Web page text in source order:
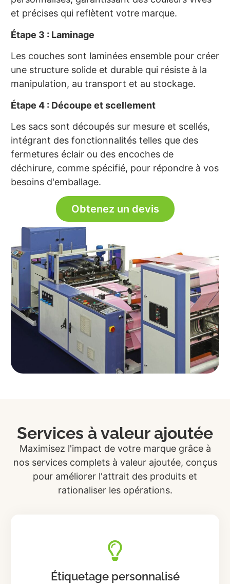
et précises qui reflètent votre marque.
Étape 3 : Laminage
Les couches sont laminées ensemble pour créer
une structure solide et durable qui résiste à la
manipulation, au transport et au stockage.
Étape 4 : Découpe et scellement
Les sacs sont découpés sur mesure et scellés,
intégrant des fonctionnalités telles que des
fermetures éclair ou des encoches de
déchirure, comme spécifié, pour répondre à vos
besoins d'emballage.
Obtenez un devis
Étiquetage personnalisé
Services à valeur ajoutée
Maximisez l'impact de votre marque grâce à
nos services complets à valeur ajoutée, conçus
pour améliorer l'attrait des produits et
rationaliser les opérations.